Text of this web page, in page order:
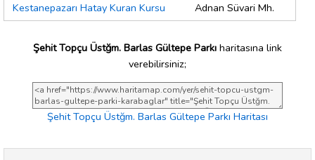
Kestanepazarı Hatay Kuran Kursu
Adnan Süvari Mh.
Şehit Topçu Üstğm. Barlas Gültepe Parkı haritasına link
verebilirsiniz;
Şehit Topçu Üstğm. Barlas Gültepe Parkı Haritası